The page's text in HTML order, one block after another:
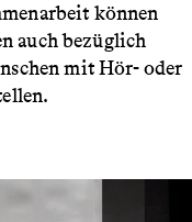
können
auch bezüglich
mit Hör- oder